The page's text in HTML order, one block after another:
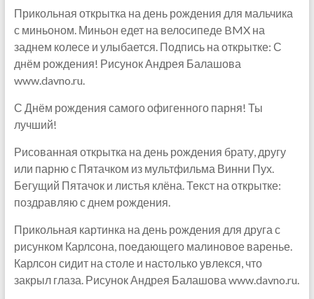
Прикольная открытка на день рождения для мальчика
с миньоном. Миньон едет на велосипеде BMX на
заднем колесе и улыбается. Подпись на открытке: С
днём рождения! Рисунок Андрея Балашова
www.davno.ru.
С Днём рождения самого офигенного парня! Ты
лучший!
Рисованная открытка на день рождения брату, другу
или парню с Пятачком из мультфильма Винни Пух.
Бегущий Пятачок и листья клёна. Текст на открытке:
поздравляю с днем рождения.
Прикольная картинка на день рождения для друга с
рисунком Карлсона, поедающего малиновое варенье.
Карлсон сидит на столе и настолько увлекся, что
закрыл глаза. Рисунок Андрея Балашова www.davno.ru.